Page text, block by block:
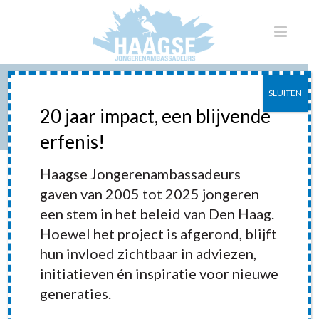
AFTRAP WATERCAMPAGNE
HOME »PORTFOLIOS
20 jaar impact, een blijvende
erfenis!
Haagse Jongerenambassadeurs
gaven van 2005 tot 2025 jongeren
een stem in het beleid van Den Haag.
Hoewel het project is afgerond, blijft
hun invloed zichtbaar in adviezen,
initiatieven én inspiratie voor nieuwe
generaties.
SLUITEN